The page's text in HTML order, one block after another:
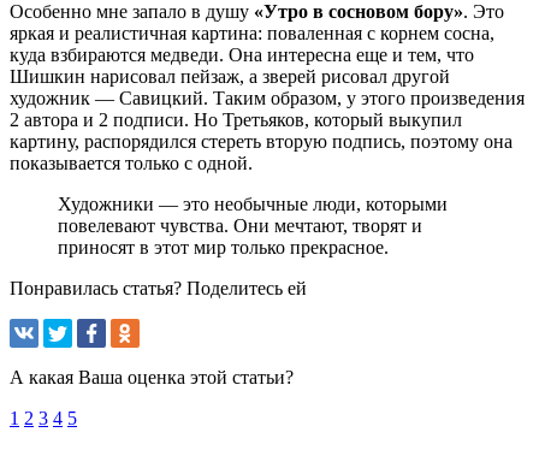
Особенно мне запало в душу «Утро в сосновом бору». Это
яркая и реалистичная картина: поваленная с корнем сосна,
куда взбираются медведи. Она интересна еще и тем, что
Шишкин нарисовал пейзаж, а зверей рисовал другой
художник — Савицкий. Таким образом, у этого произведения
2 автора и 2 подписи. Но Третьяков, который выкупил
картину, распорядился стереть вторую подпись, поэтому она
показывается только с одной.
Художники — это необычные люди, которыми
повелевают чувства. Они мечтают, творят и
приносят в этот мир только прекрасное.
Понравилась статья? Поделитесь ей
А какая Ваша оценка этой статьи?
1 2 3 4 5